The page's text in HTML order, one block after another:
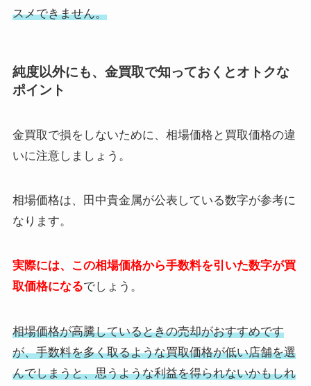
スメできません。
純度以外にも、金買取で知っておくとオトクな
ポイント
金買取で損をしないために、相場価格と買取価格の違
いに注意しましょう。
相場価格は、田中貴金属が公表している数字が参考に
なります。
実際には、この相場価格から手数料を引いた数字が買
取価格になるでしょう。
相場価格が高騰しているときの売却がおすすめです
が、手数料を多く取るような買取価格が低い店舗を選
んでしまうと、思うような利益を得られないかもしれ